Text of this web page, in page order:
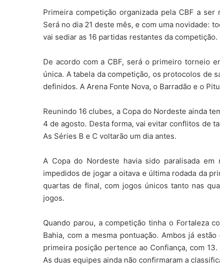
Primeira competição organizada pela CBF a
Será no dia 21 deste mês, e com uma novidade:
vai sediar as 16 partidas restantes da competição.
De acordo com a CBF, será o primeiro torneio
única. A tabela da competição, os protocolos de
definidos. A Arena Fonte Nova, o Barradão e o
Reunindo 16 clubes, a Copa do Nordeste ainda
4 de agosto. Desta forma, vai evitar conflitos de
As Séries B e C voltarão um dia antes.
A Copa do Nordeste havia sido paralisada
impedidos de jogar a oitava e última rodada da
quartas de final, com jogos únicos tanto nas
jogos.
Quando parou, a competição tinha o Fortaleza
Bahia, com a mesma pontuação. Ambos já
primeira posição pertence ao Confiança, com
As duas equipes ainda não confirmaram a